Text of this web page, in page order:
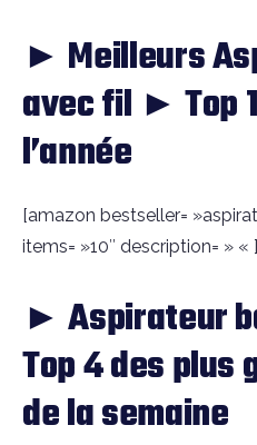
► Meilleurs
avec fil ► Top
l’année
[amazon bestseller=
items= »10″ description= » « ]
► Aspirateur
Top 4 des plus
de la semaine